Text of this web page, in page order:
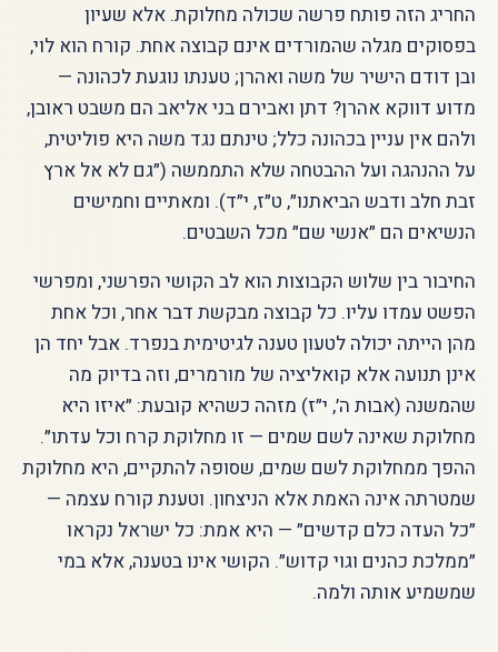
החריג הזה פותח פרשה שכולה מחלוקת. אלא שעיון
בפסוקים מגלה שהמורדים אינם קבוצה אחת. קורח הוא לוי,
ובן דודם הישיר של משה ואהרן; טענתו נוגעת לכהונה —
מדוע דווקא אהרן? דתן ואבירם בני אליאב הם משבט ראובן,
ולהם אין עניין בכהונה כלל; טינתם נגד משה היא פוליטית,
על ההנהגה ועל ההבטחה שלא התממשה (״גם לא אל ארץ
זבת חלב ודבש הביאתנו״, ט״ז, י״ד). ומאתיים וחמישים
הנשיאים הם ״אנשי שם״ מכל השבטים.
החיבור בין שלוש הקבוצות הוא לב הקושי הפרשני, ומפרשי
הפשט עמדו עליו. כל קבוצה מבקשת דבר אחר, וכל אחת
מהן הייתה יכולה לטעון טענה לגיטימית בנפרד. אבל יחד הן
אינן תנועה אלא קואליציה של מורמרים, וזה בדיוק מה
שהמשנה (אבות ה׳, י״ז) מזהה כשהיא קובעת: ״איזו היא
מחלוקת שאינה לשם שמים — זו מחלוקת קרח וכל עדתו״.
ההפך ממחלוקת לשם שמים, שסופה להתקיים, היא מחלוקת
שמטרתה אינה האמת אלא הניצחון. וטענת קורח עצמה —
״כל העדה כלם קדשים״ — היא אמת: כל ישראל נקראו
״ממלכת כהנים וגוי קדוש״. הקושי אינו בטענה, אלא במי
שמשמיע אותה ולמה.